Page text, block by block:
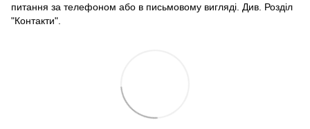
питання за телефоном або в письмовому вигляді. Див. Розділ
"Контакти".